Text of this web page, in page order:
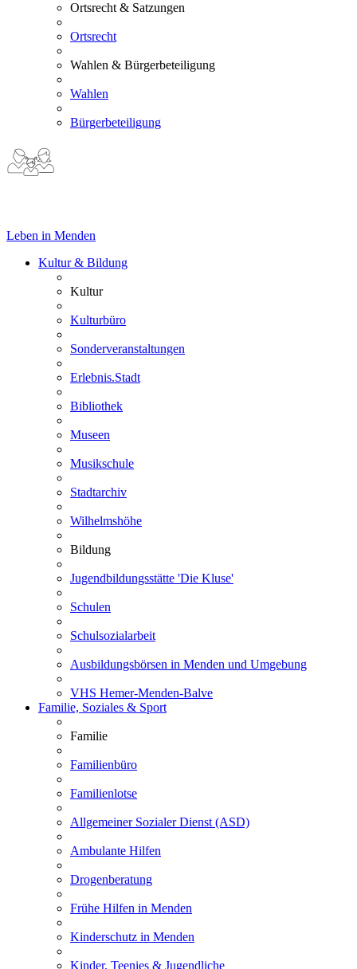
Ortsrecht & Satzungen
Ortsrecht
Wahlen & Bürgerbeteiligung
Wahlen
Bürgerbeteiligung
Leben in Menden
Kultur & Bildung
Kultur
Kulturbüro
Sonderveranstaltungen
Erlebnis.Stadt
Bibliothek
Museen
Musikschule
Stadtarchiv
Wilhelmshöhe
Bildung
Jugendbildungsstätte 'Die Kluse'
Schulen
Schulsozialarbeit
Ausbildungsbörsen in Menden und Umgebung
VHS Hemer-Menden-Balve
Familie, Soziales & Sport
Familie
Familienbüro
Familienlotse
Allgemeiner Sozialer Dienst (ASD)
Ambulante Hilfen
Drogenberatung
Frühe Hilfen in Menden
Kinderschutz in Menden
Kinder, Teenies & Jugendliche